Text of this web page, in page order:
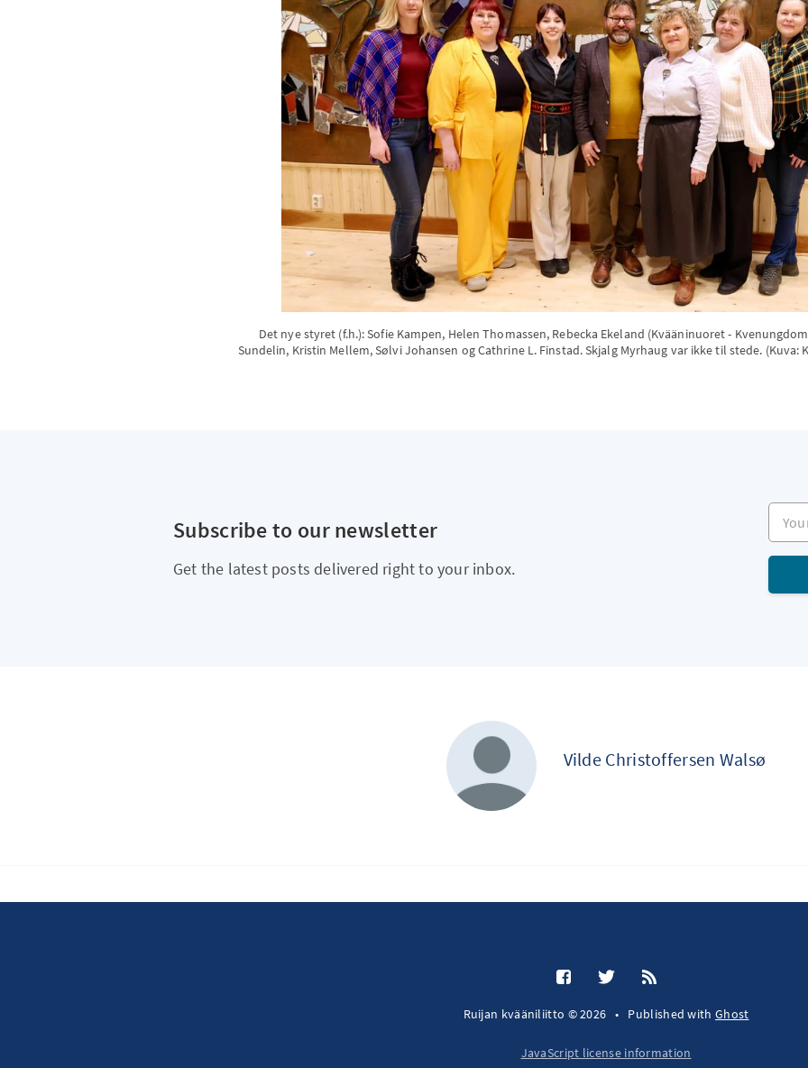
Det nye styret (f.h.): Sofie Kampen, Helen Thomassen, Rebecka Ekeland (Kvääninuoret -
Sundelin, Kristin Mellem, Sølvi Johansen og Cathrine L. Finstad. Skjalg Myrhaug var ikke til stede.
Subscribe to our newsletter
Get the latest posts delivered right to your inbox.
Your
Vilde Christoffersen Walsø
Ruijan kvääniliitto © 2026 • Published with Ghost
JavaScript license information